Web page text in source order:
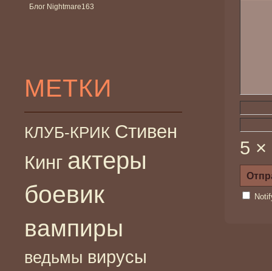
Блог Nightmare163
МЕТКИ
КЛУБ-КРИК Стивен
Кинг актеры
боевик
вампиры
ведьмы вирусы
5 ×